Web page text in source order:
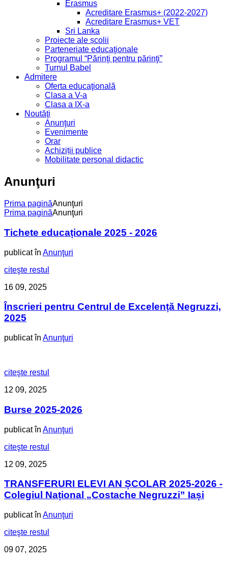
Erasmus
Acreditare Erasmus+ (2022-2027)
Acreditare Erasmus+ VET
Sri Lanka
Proiecte ale școlii
Parteneriate educaţionale
Programul “Părinţi pentru părinţi”
Turnul Babel
Admitere
Oferta educaţională
Clasa a V-a
Clasa a IX-a
Noutăţi
Anunţuri
Evenimente
Orar
Achiziții publice
Mobilitate personal didactic
Anunţuri
Prima paginăAnunţuri
Prima paginăAnunţuri
Tichete educaționale 2025 - 2026
publicat în Anunţuri
citeşte restul
16 09, 2025
Înscrieri pentru Centrul de Excelență Negruzzi,
2025
publicat în Anunţuri
citeşte restul
12 09, 2025
Burse 2025-2026
publicat în Anunţuri
citeşte restul
12 09, 2025
TRANSFERURI ELEVI AN ȘCOLAR 2025-2026 -
Colegiul Național „Costache Negruzzi” Iași
publicat în Anunţuri
citeşte restul
09 07, 2025